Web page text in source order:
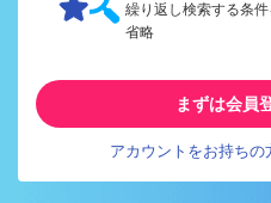
繰り返し検索する条
省略
まずは会員
アカウントをお持ちの